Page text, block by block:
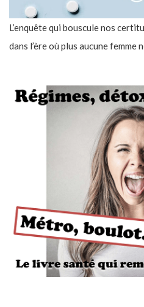
L’enquête qui bouscule nos
dans l’ère où plus aucune